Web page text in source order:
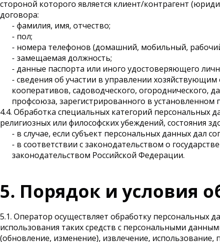
стороной которого является клиент/контрагент
договора:
- фамилия, имя, отчество;
- пол;
- номера телефонов (домашний, мобильный,
- замещаемая должность;
- данные паспорта или иного удостоверяющего
- сведения об участии в управлении
кооперативов, садоводческого, огороднического,
профсоюза, зарегистрированного в
4.4. Обработка специальных категорий персональных
религиозных или философских убеждений, состояния
- в случае, если субъект персональных данных дал
- в соответствии с законодательством о
законодательством Российской Федерации.
5. Порядок и условия
5.1. Оператор осуществляет обработку персональных
использования таких средств с персональными
(обновление, изменение), извлечение, использование,